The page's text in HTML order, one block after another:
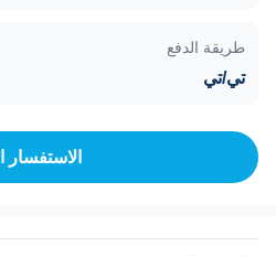
طريقة الدفع
تي/تي
الاستفسار